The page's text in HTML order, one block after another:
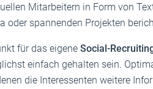
Mitarbeitern in Form von
oder spannenden Projekten
für das eigene Social-
einfach gehalten sein.
die Interessenten weitere